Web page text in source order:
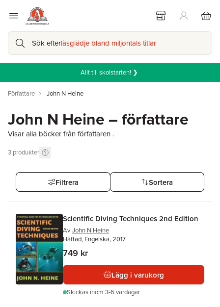
Sök efterläsglädje bland miljontals titlar
Allt till skolstarten! ❯
Författare John N Heine
John N Heine – författare
Visar alla böcker från författaren .
3 produkter
Filtrera Sortera
Scientific Diving Techniques 2nd Edition
Av John N Heine
Häftad, Engelska, 2017
749 kr
Lägg i varukorg
Skickas inom 3-6 vardagar